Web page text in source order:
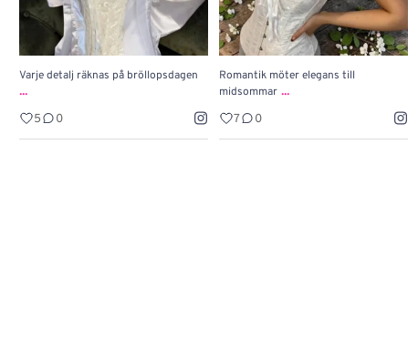
Varje detalj räknas på bröllopsdagen
...
5 0
Romantik möter elegans till
midsommar ...
7 0